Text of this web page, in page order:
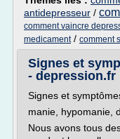
antidepresseur /
comment vaincre
medicament/ comment
Signes et
- depression.fr
Signes et
manie, hypomanie,
Nous avons tous